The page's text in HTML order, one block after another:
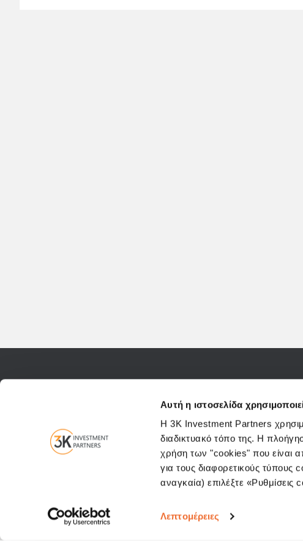
Αυτή η ιστοσελίδα
Η 3K Investment Partners
διαδικτυακό τόπο της. Η
χρήση των "cookies" που είναι
για τους διαφορετικούς τύπους
αναγκαία) επιλέξτε «Ρυθμίσεις
Λεπτομέρειες